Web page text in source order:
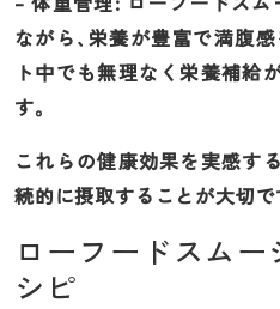
ながら、栄養が豊富で満腹
ト中でも無理なく栄養補給
す。
これらの健康効果を実感す
続的に摂取することが大切で
ローフードスム
シピ